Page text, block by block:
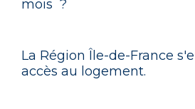
mois ?
La Région Île-de-France
accès au logement.